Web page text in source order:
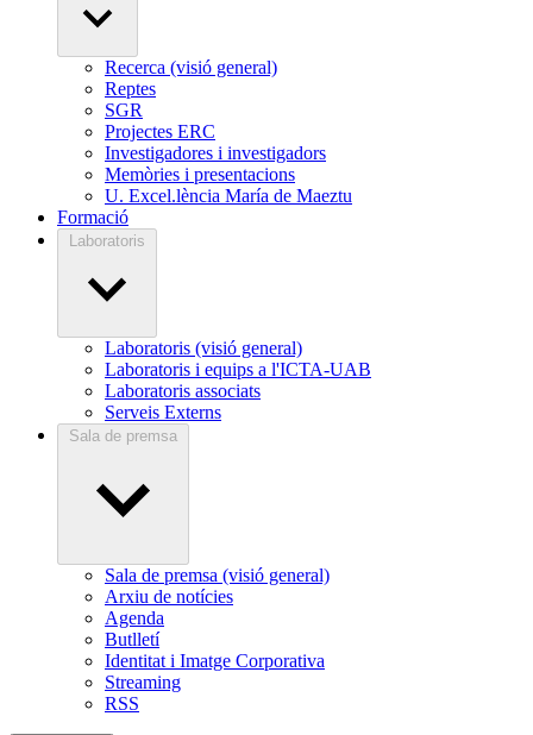
Recerca (visió general)
Reptes
SGR
Projectes ERC
Investigadores i investigadors
Memòries i presentacions
U. Excel.lència María de Maeztu
Formació
Laboratoris
Laboratoris (visió general)
Laboratoris i equips a l'ICTA-UAB
Laboratoris associats
Serveis Externs
Sala de premsa
Sala de premsa (visió general)
Arxiu de notícies
Agenda
Butlletí
Identitat i Imatge Corporativa
Streaming
RSS